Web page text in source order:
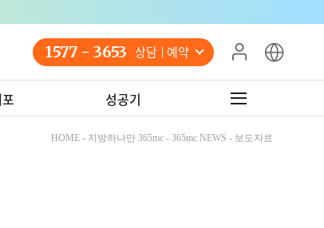
1577 - 3653 상담 예약
성공기
HOME - 지방하나만 365mc - 365mc NEWS - 보도자료